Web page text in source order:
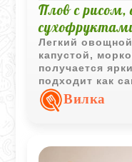
Плов с
Легкий
капустой,
получается
подходит как
или необычный
Вилка